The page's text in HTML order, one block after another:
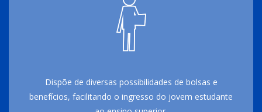
Dispõe de diversas possibilidades de bolsas e
benefícios, facilitando o ingresso do jovem estudante